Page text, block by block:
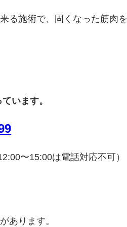
る施術で、固くなった筋肉
います。
〜15:00は電話対応不可）
あります。